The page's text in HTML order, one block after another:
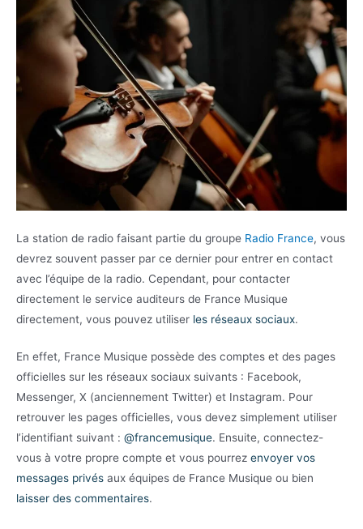
La station de radio faisant partie du groupe Radio France, vous
devrez souvent passer par ce dernier pour entrer en contact
avec l’équipe de la radio. Cependant, pour contacter
directement le service auditeurs de France Musique
directement, vous pouvez utiliser les réseaux sociaux.
En effet, France Musique possède des comptes et des pages
officielles sur les réseaux sociaux suivants : Facebook,
Messenger, X (anciennement Twitter) et Instagram. Pour
retrouver les pages officielles, vous devez simplement utiliser
l’identifiant suivant : @francemusique. Ensuite, connectez-
vous à votre propre compte et vous pourrez envoyer vos
messages privés aux équipes de France Musique ou bien
laisser des commentaires.